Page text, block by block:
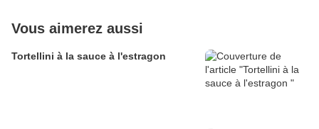
Vous aimerez aussi
Tortellini à la sauce à l'estragon